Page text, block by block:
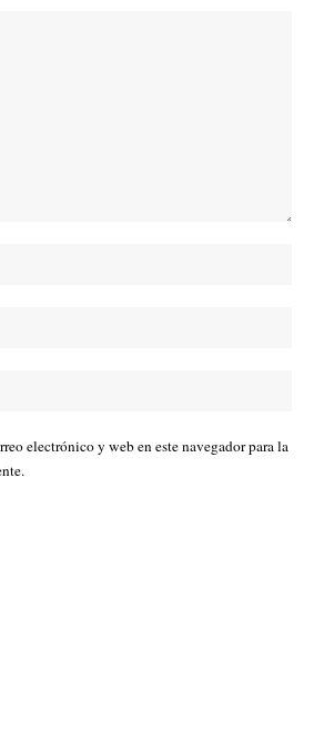
electrónico y web en este navegador para la